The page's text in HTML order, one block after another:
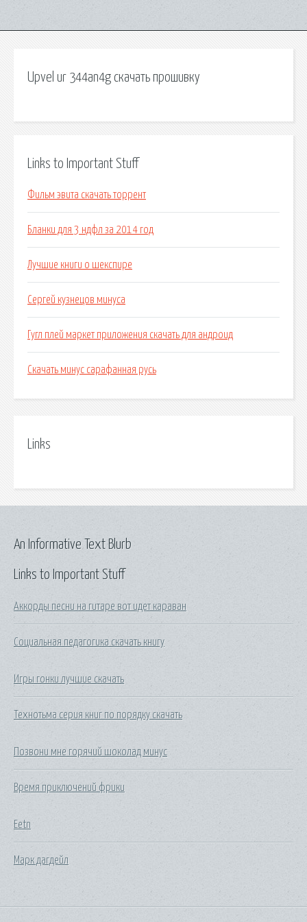
Upvel ur 344an4g скачать прошивку
Links to Important Stuff
Фильм эвита скачать торрент
Бланки для 3 ндфл за 2014 год
Лучшие книги о шекспире
Сергей кузнецов минуса
Гугл плей маркет приложения скачать для андроид
Скачать минус сарафанная русь
Links
Links to Important Stuff
Аккорды песни на гитаре вот идет караван
Социальная педагогика скачать книгу
Игры гонки лучшие скачать
Технотьма серия книг по порядку скачать
Позвони мне горячий шоколад минус
Время приключений фрики
Eetn
Марк дагдейл
An Informative Text Blurb